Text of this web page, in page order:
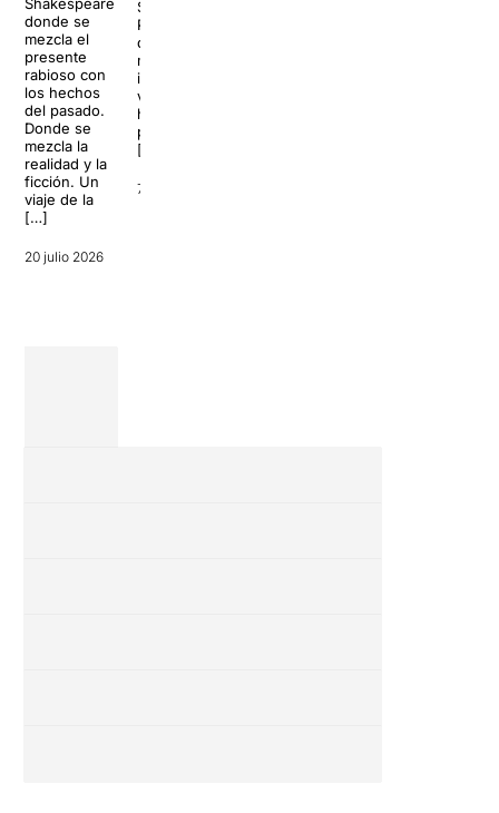
donde se
mezcla el
presente
rabioso con
los hechos
del pasado.
Donde se
mezcla la
realidad y la
ficción. Un
viaje de la
[…]
20 julio 2026
Show
Patético,
donde
música,
improvisación,
vídeos
hilarantes y
participación
[…]
7 julio 2026